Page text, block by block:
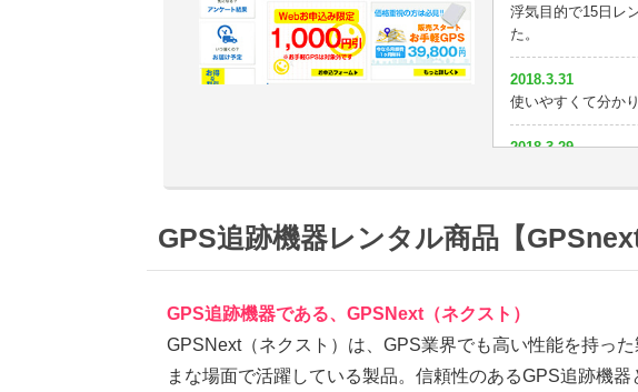
浮気目的で15日レ
た。
2018.3.31
使いやすくて分か
2018.3.29
3日じゃ浮気を暴
住所表示が細かい
2018.3.20
かなり小さい。こ
GPS追跡機器レンタル商品【
GPS追跡機器である、GPSNext（ネクスト）
GPSNext（ネクスト）は、GPS業界でも高い性能を持っ
まな場面で活躍している製品。信頼性のあるGPS追跡機器